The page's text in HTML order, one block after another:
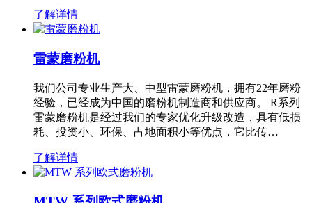
了解详情
雷蒙磨粉机
我们公司专业生产大、中型雷蒙磨粉机，拥有22年磨粉
经验，已经成为中国的磨粉机制造商和供应商。 R系列
雷蒙磨粉机是经过我们的专家优化升级改造，具有低损
耗、投资小、环保、占地面积小等优点，它比传…
了解详情